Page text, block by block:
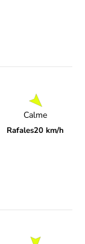
Calme
Rafales20 km/h